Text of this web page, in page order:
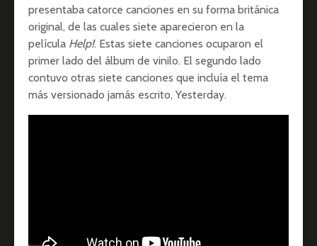
presentaba catorce canciones en su forma británica
original, de las cuales siete aparecieron en la
película Help!. Estas siete canciones ocuparon el
primer lado del álbum de vinilo. El segundo lado
contuvo otras siete canciones que incluía el tema
más versionado jamás escrito, Yesterday.